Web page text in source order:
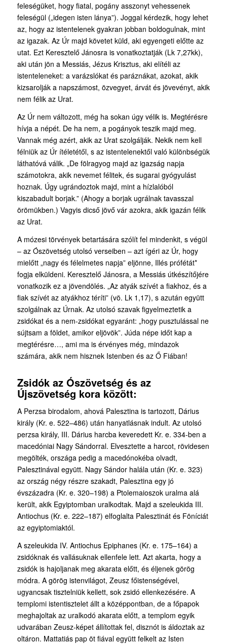
feleségüket, hogy fiatal, pogány asszonyt vehessenek
feleségül („idegen isten lánya”). Joggal kérdezik, hogy lehet
az, hogy az istentelenek gyakran jobban boldogulnak, mint
az igazak. Az Úr majd követet küld, aki egyengeti előtte az
utat. Ezt Keresztelő Jánosra is vonatkoztatják (Lk 7,27kk),
aki után jön a Messiás, Jézus Krisztus, aki elítéli az
istenteleneket: a varázslókat és paráznákat, azokat, akik
kizsarolják a napszámost, özvegyet, árvát és jövevényt, akik
nem félik az Urat.
Az Úr nem változott, még ha sokan úgy vélik is. Megtérésre
hívja a népét. De ha nem, a pogányok teszik majd meg.
Vannak még azért, akik az Urat szolgálják. Nekik nem kell
félniük az Úr ítéletétől, s az istentelenektől való különbségük
láthatóvá válik. „De fölragyog majd az igazság napja
számotokra, akik nevemet félitek, és sugarai gyógyulást
hoznak. Úgy ugrándoztok majd, mint a hízlalóból
kiszabadult borjak.” (Ahogy a borjak ugrálnak tavasszal
örömükben.) Vagyis dicső jövő vár azokra, akik igazán félik
az Urat.
A mózesi törvények betartására szólít fel mindenkit, s végül
– az Ószövetség utolsó verseiben – azt ígéri az Úr, hogy
mielőtt „nagy és félelmetes napja” eljönne, Illés prófétát*
fogja elküldeni. Keresztelő Jánosra, a Messiás útkészítőjére
vonatkozik ez a jövendölés. „Az atyák szívét a fiakhoz, és a
fiak szívét az atyákhoz téríti” (vö. Lk 1,17), s azután együtt
szolgálnak az Úrnak. Az utolsó szavak figyelmeztetik a
zsidókat és a nem-zsidókat egyaránt: „hogy pusztulással ne
sújtsam a földet, amikor eljövök”. Júda népe időt kap a
megtérésre…, ami ma is érvényes még, mindazok
számára, akik nem hisznek Istenben és az Ő Fiában!
Zsidók az Ószövetség és az
Újszövetség kora között:
A Perzsa birodalom, ahová Palesztina is tartozott, Dárius
király (Kr. e. 522–486) után hanyatlásnak indult. Az utolsó
perzsa király, III. Dárius harcba keveredett Kr. e. 334-ben a
macedóniai Nagy Sándorral. Elvesztette a harcot, rövidesen
megölték, országa pedig a macedónokéba olvadt,
Palesztinával együtt. Nagy Sándor halála után (Kr. e. 323)
az ország négy részre szakadt, Palesztina egy jó
évszázadra (Kr. e. 320–198) a Ptolemaioszok uralma alá
került, akik Egyiptomban uralkodtak. Majd a szeleukida III.
Antiochus (Kr. e. 222–187) elfoglalta Palesztinát és Föníciát
az egyiptomiaktól.
A szeleukida IV. Antiochus Epiphanes (Kr. e. 175–164) a
zsidóknak és vallásuknak ellenfele lett. Azt akarta, hogy a
zsidók is hajoljanak meg akarata előtt, és éljenek görög
módra. A görög istenvilágot, Zeusz főistenségével,
ugyancsak tisztelniük kellett, sok zsidó ellenkezésére. A
templomi istentisztelet állt a középpontban, de a főpapok
meghajoltak az uralkodó akarata előtt, a templom egyik
udvarában Zeusz-képet állítottak fel, disznót is áldoztak az
oltáron. Mattatiás pap öt fiával együtt felkelt az Isten